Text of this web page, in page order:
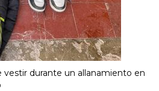
vestir durante un allanamiento en